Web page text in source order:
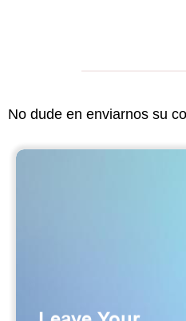
No dude en enviarnos su